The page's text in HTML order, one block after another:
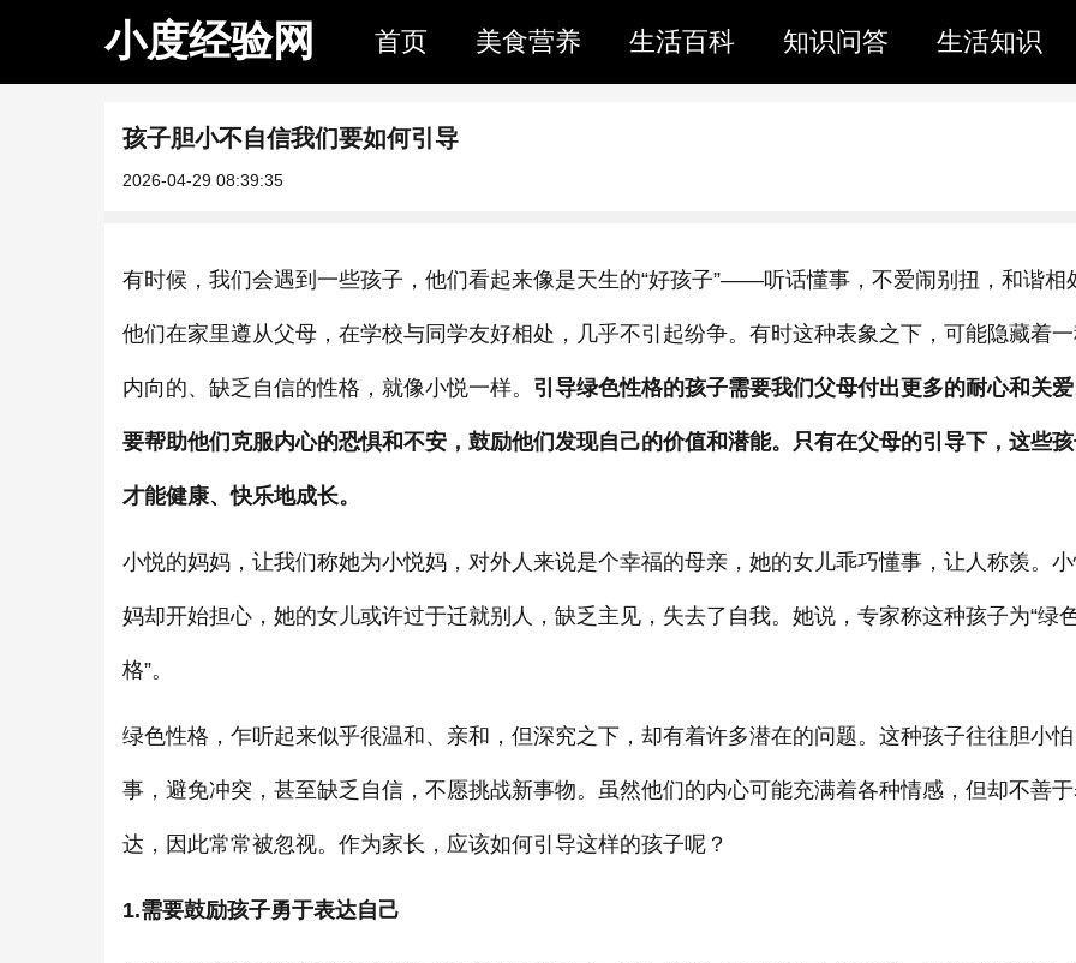
小度经验网 首页 美食营养 生活百科 知识问答 生活知识
孩子胆小不自信我们要如何引导
2026-04-29 08:39:35
有时候，我们会遇到一些孩子，他们看起来像是天生的“好孩子”——听话懂事，不爱闹别扭，和谐相
他们在家里遵从父母，在学校与同学友好相处，几乎不引起纷争。有时这种表象之下，可能隐藏着
内向的、缺乏自信的性格，就像小悦一样。 引导绿色性格的孩子需要我们父母付出更多的耐心和关爱
要帮助他们克服内心的恐惧和不安，鼓励他们发现自己的价值和潜能。只有在父母的引导下，这些
才能健康、快乐地成长。
小悦的妈妈，让我们称她为小悦妈，对外人来说是个幸福的母亲，她的女儿乖巧懂事，让人称羡。
妈却开始担心，她的女儿或许过于迁就别人，缺乏主见，失去了自我。她说，专家称这种孩子为“绿
格”。
绿色性格，乍听起来似乎很温和、亲和，但深究之下，却有着许多潜在的问题。这种孩子往往胆小怕
事，避免冲突，甚至缺乏自信，不愿挑战新事物。虽然他们的内心可能充满着各种情感，但却不善
达，因此常常被忽视。作为家长，应该如何引导这样的孩子呢？
1.需要鼓励孩子勇于表达自己